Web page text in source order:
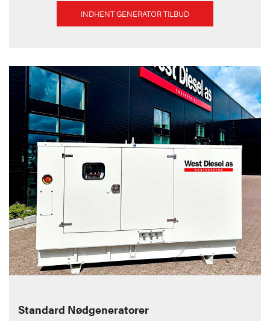
INDHENT GENERATOR TILBUD
Standard Nødgeneratorer